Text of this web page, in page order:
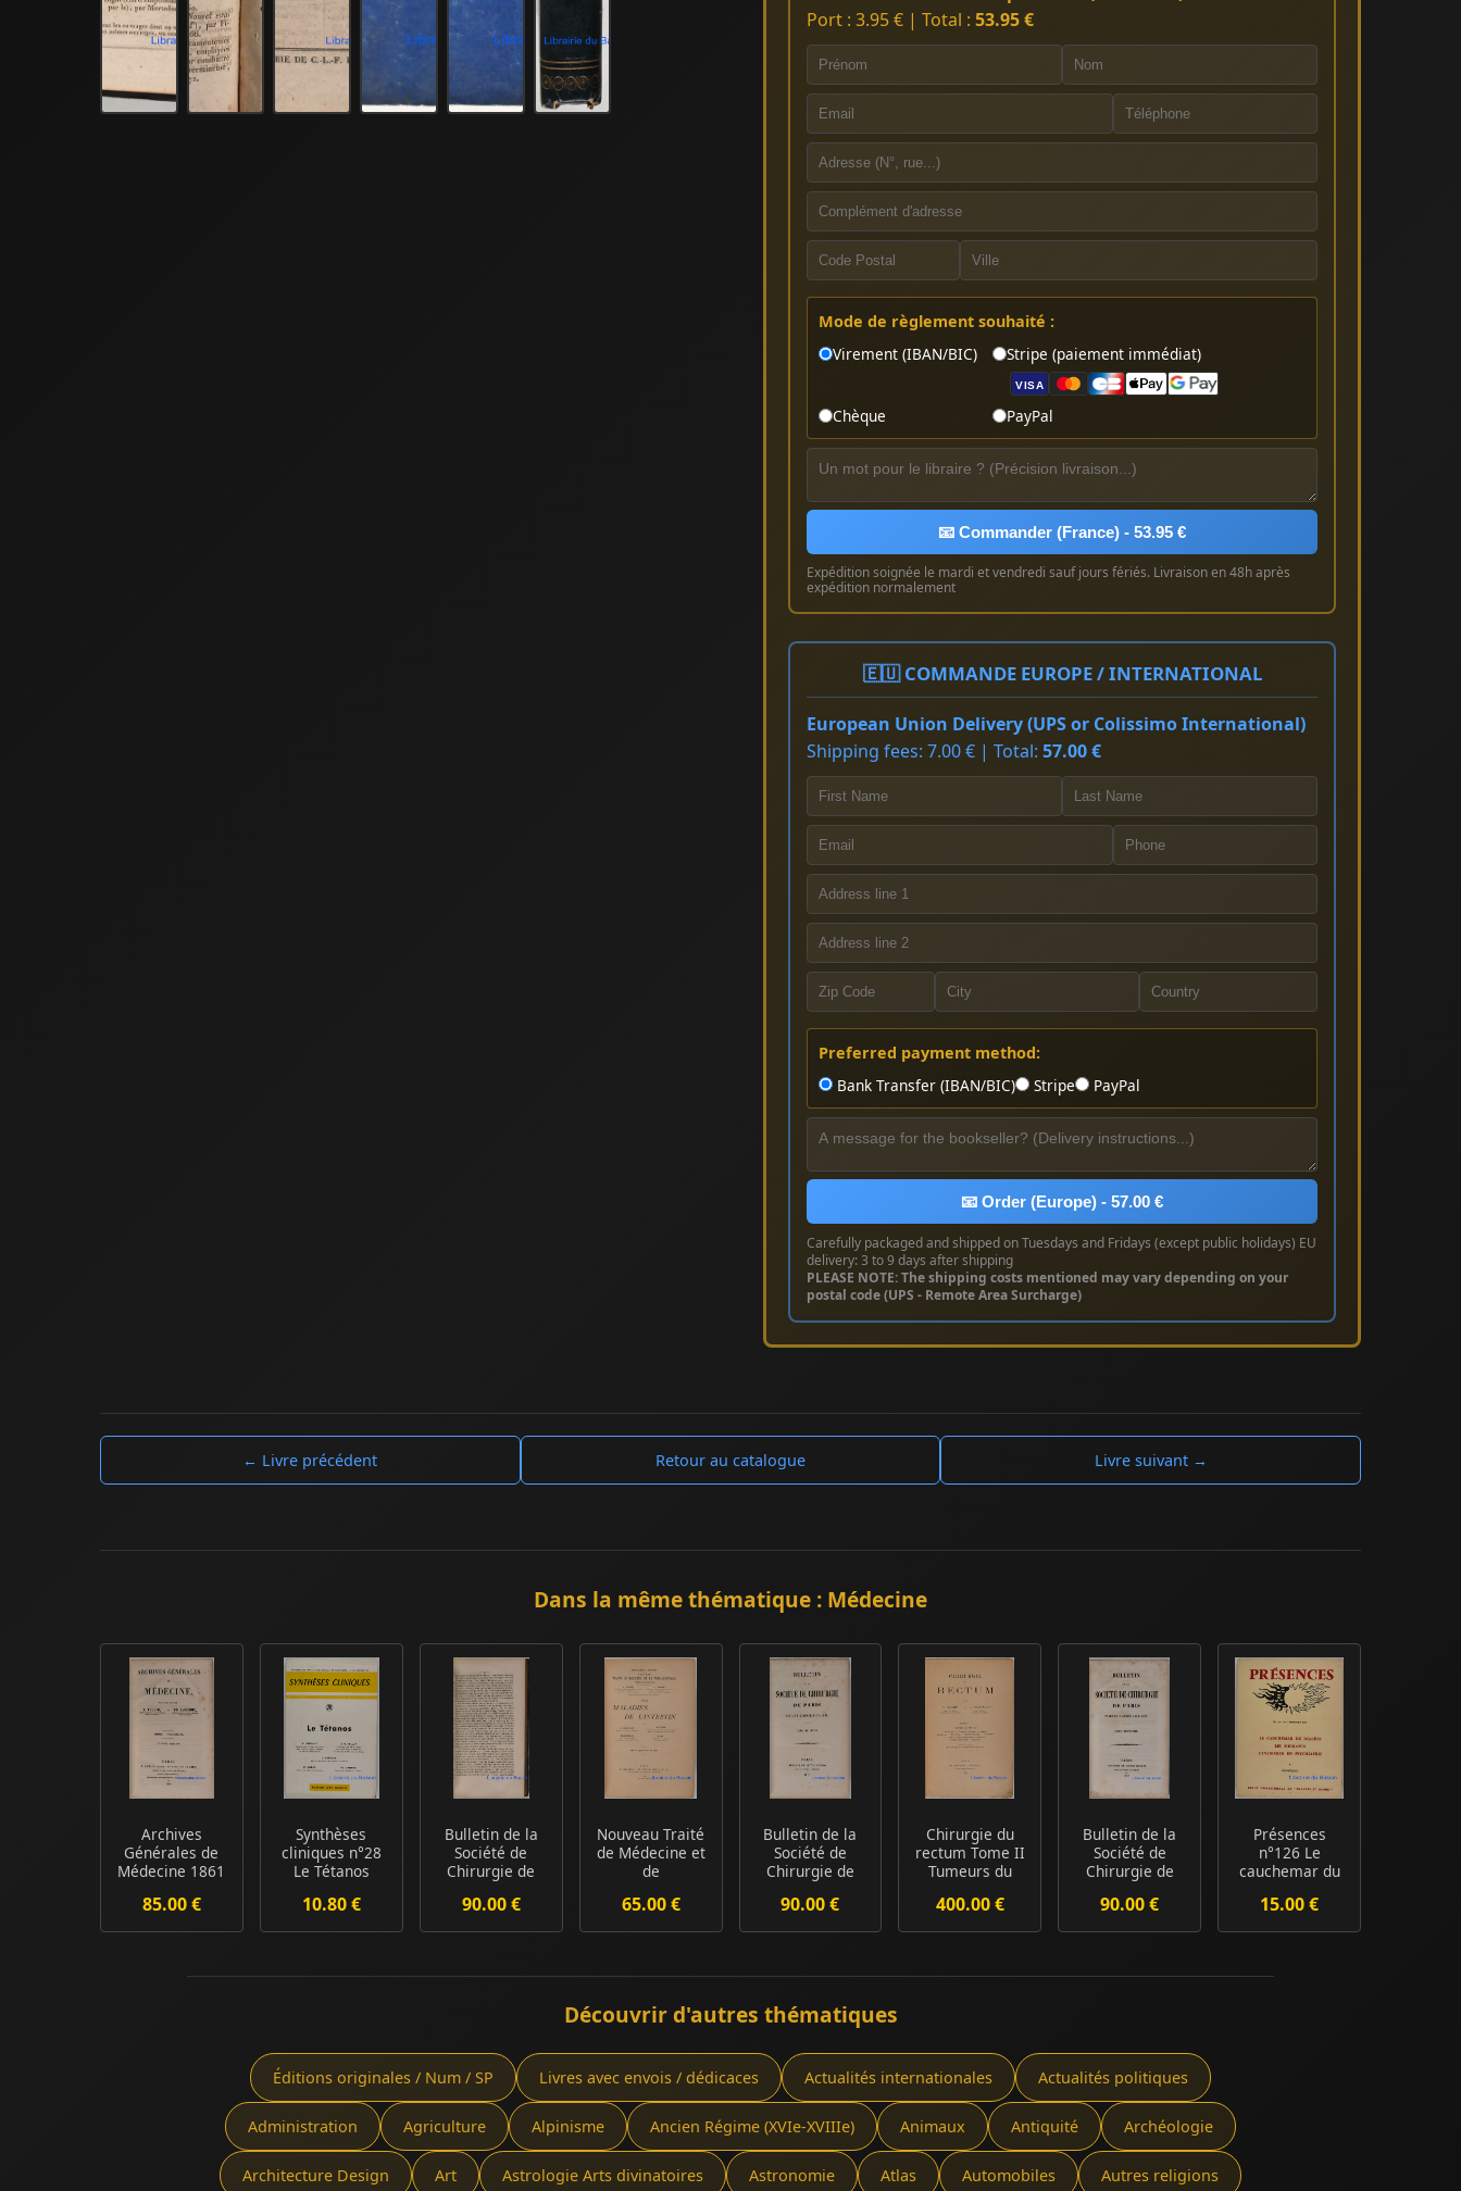
Port : 3.95 € | Total : 53.95 €
Mode de règlement souhaité :
Virement (IBAN/BIC)
Stripe (paiement immédiat)
VISA
Chèque PayPal
📧 Commander (France) - 53.95 €
Expédition soignée le mardi et vendredi sauf jours fériés. Livraison en 48h après
expédition normalement
🇪🇺 COMMANDE EUROPE / INTERNATIONAL
European Union Delivery (UPS or Colissimo International)
Shipping fees: 7.00 € | Total: 57.00 €
Preferred payment method:
Bank Transfer (IBAN/BIC)
Stripe PayPal
📧 Order (Europe) - 57.00 €
Carefully packaged and shipped on Tuesdays and Fridays (except public holidays) EU
delivery: 3 to 9 days after shipping
PLEASE NOTE: The shipping costs mentioned may vary depending on your
postal code (UPS - Remote Area Surcharge)
← Livre précédent Retour au catalogue Livre suivant →
Dans la même thématique : Médecine
Archives
Générales de
Médecine 1861
Série ...
85.00 €
Synthèses
cliniques n°28
Le Tétanos
10.80 €
Bulletin de la
Société de
Chirurgie de
l'...
90.00 €
Nouveau Traité
de Médecine et
de
XVII Mal...
65.00 €
Bulletin de la
Société de
Chirurgie de
l'...
90.00 €
Chirurgie du
rectum Tome II
Tumeurs du
Adénomes ...
400.00 €
Bulletin de la
Société de
Chirurgie de
l'...
90.00 €
Présences
n°126 Le
cauchemar du
migrants L'...
15.00 €
Découvrir d'autres thématiques
Éditions originales / Num / SP Livres avec envois / dédicaces Actualités internationales Actualités politiques
Administration Agriculture Alpinisme Ancien Régime (XVIe-XVIIIe) Animaux Antiquité Archéologie
Architecture Design Art Astrologie Arts divinatoires Astronomie Atlas Automobiles Autres religions